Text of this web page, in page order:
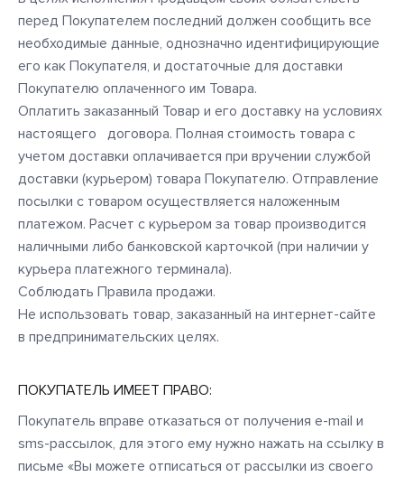
перед Покупателем последний должен сообщить все
необходимые данные, однозначно идентифицирующие
его как Покупателя, и достаточные для доставки
Покупателю оплаченного им Товара.
Оплатить заказанный Товар и его доставку на условиях
настоящего договора. Полная стоимость товара с
учетом доставки оплачивается при вручении службой
доставки (курьером) товара Покупателю. Отправление
посылки с товаром осуществляется наложенным
платежом. Расчет с курьером за товар производится
наличными либо банковской карточкой (при наличии у
курьера платежного терминала).
Соблюдать Правила продажи.
Не использовать товар, заказанный на интернет-сайте
в предпринимательских целях.
ПОКУПАТЕЛЬ ИМЕЕТ ПРАВО:
Покупатель вправе отказаться от получения e-mail и
sms-рассылок, для этого ему нужно нажать на ссылку в
письме «Вы можете отписаться от рассылки из своего